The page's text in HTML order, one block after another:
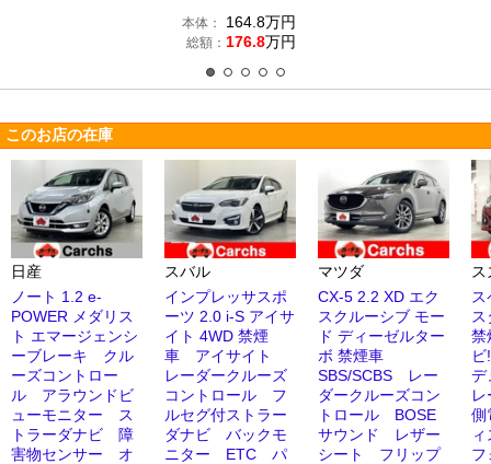
本体： 164.8万円
総額： 176.8万円
このお店の在庫
日産
ノート 1.2 e-
POWER メダリス
ト エマージェンシ
ーブレーキ クル
ーズコントロー
ル アラウンドビ
ューモニター ス
トラーダナビ 障
害物センサー オ
スバル
インプレッサスポ
ーツ 2.0 i-S アイサ
イト 4WD 禁煙
車 アイサイト
レーダークルーズ
コントロール フ
ルセグ付ストラー
ダナビ バックモ
ニター ETC パ
マツダ
CX-5 2.2 XD エク
スクルーシブ モー
ド ディーゼルター
ボ 禁煙車
SBS/SCBS レー
ダークルーズコン
トロール BOSE
サウンド レザー
シート フリップ
ス
禁
デ
側
フ